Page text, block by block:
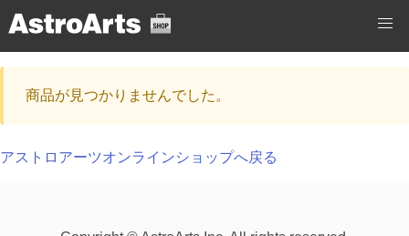
商品が見つかりませんでした。
アストロアーツオンラインショップへ戻る